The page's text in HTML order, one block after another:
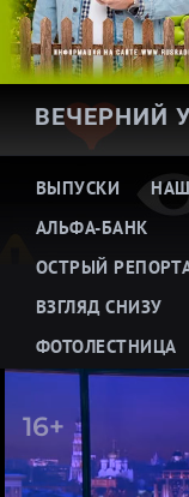
ВЕЧЕРНИЙ
ВЫПУСКИ
АЛЬФА-БАНК
ОСТРЫЙ
ВЗГЛЯД СНИЗУ
ФОТОЛЕСТНИЦА